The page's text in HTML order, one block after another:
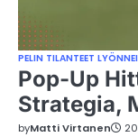
PELIN TILANTEET
Pop-Up
Strategia,
byMatti Virtanen